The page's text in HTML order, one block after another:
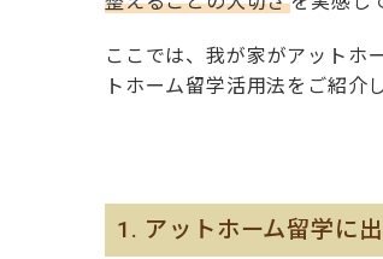
ここでは、我が家がアットホ
トホーム留学活用法をご紹介し
1. アットホーム留学に